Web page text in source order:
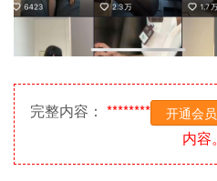
完整内容： ******** 开通会员
内容。